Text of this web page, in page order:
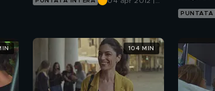
PUNTATA
104 MIN